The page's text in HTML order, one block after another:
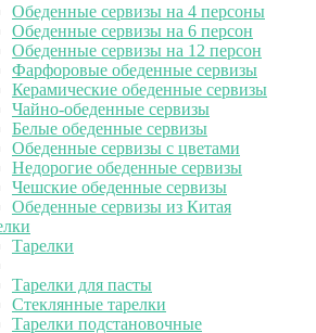
Обеденные сервизы на 4 персоны
Обеденные сервизы на 6 персон
Обеденные сервизы на 12 персон
Фарфоровые обеденные сервизы
Керамические обеденные сервизы
Чайно-обеденные сервизы
Белые обеденные сервизы
Обеденные сервизы с цветами
Недорогие обеденные сервизы
Чешские обеденные сервизы
Обеденные сервизы из Китая
Тарелки
Тарелки для пасты
Стеклянные тарелки
Тарелки подстановочные